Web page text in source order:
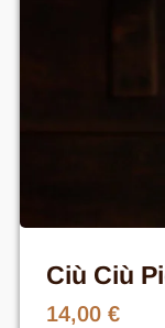
Ciù Ciù
14,00 €